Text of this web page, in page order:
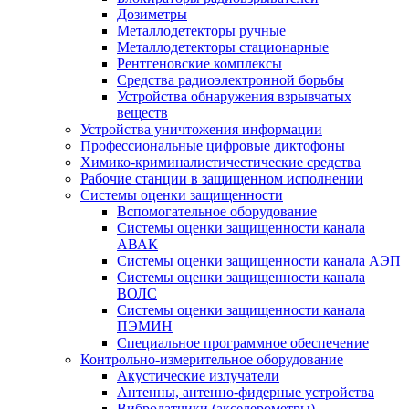
Дозиметры
Металлодетекторы ручные
Металлодетекторы стационарные
Рентгеновские комплексы
Средства радиоэлектронной борьбы
Устройства обнаружения взрывчатых
веществ
Устройства уничтожения информации
Профессиональные цифровые диктофоны
Химико-криминалистичестические средства
Рабочие станции в защищенном исполнении
Системы оценки защищенности
Вспомогательное оборудование
Системы оценки защищенности канала
АВАК
Системы оценки защищенности канала АЭП
Системы оценки защищенности канала
ВОЛС
Системы оценки защищенности канала
ПЭМИН
Специальное программное обеспечение
Контрольно-измерительное оборудование
Акустические излучатели
Антенны, антенно-фидерные устройства